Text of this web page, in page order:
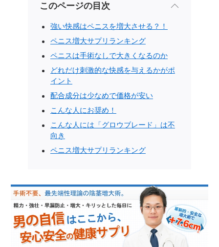
このページの目次
強い快感はペニスを増大させる？！
ペニス増大サプリランキング
ペニスは手術なしで大きくなるのか
どれだけ刺激的な快感を与えるかがポ
イント
配合成分は少なめで価格が安い
こんな人にお奨め！
こんな人には「グロウブレード」は不
向き
ペニス増大サプリランキング